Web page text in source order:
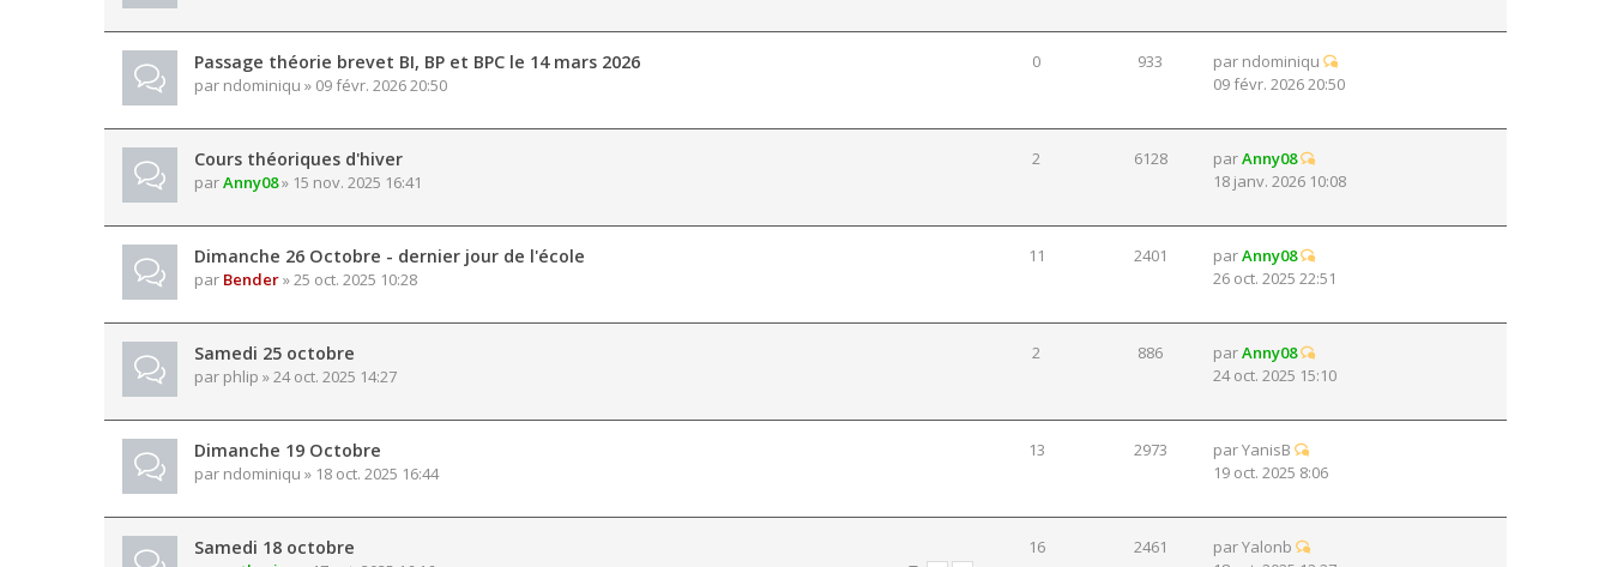
Passage théorie brevet BI, BP et BPC le 14 mars 2026
par ndominiqu » 09 févr. 2026 20:50
0 933 par ndominiqu
09 févr. 2026 20:50
Cours théoriques d'hiver
parAnny08» 15 nov. 2025 16:41
2 6128 parAnny08
18 janv. 2026 10:08
Dimanche 26 Octobre - dernier jour de l'école
par Bender» 25 oct. 2025 10:28
11 2401 parAnny08
26 oct. 2025 22:51
Samedi 25 octobre
par phlip » 24 oct. 2025 14:27
2 886 parAnny08
24 oct. 2025 15:10
Dimanche 19 Octobre
par ndominiqu » 18 oct. 2025 16:44
13 2973 parYanisB
19 oct. 2025 8:06
Samedi 18 octobre 16 2461 parYalonb